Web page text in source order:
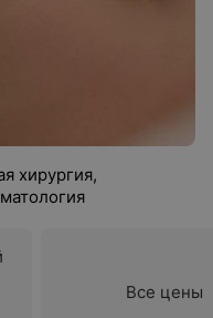
хирургия,
Все цены